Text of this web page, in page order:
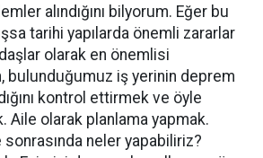
alındığını bilyorum. Eğer bu
tarihi yapılarda önemli zararlar
olarak en önemlisi
bulunduğumuz iş yerinin deprem
kontrol ettirmek ve öyle
Aile olarak planlama yapmak.
neler yapabiliriz?